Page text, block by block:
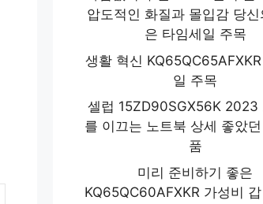
압도적인 화질과 몰입감 당신
은 타임세일 주목
생활 혁신
일 주목
셀럽 15ZD90SGX56K 2023
를 이끄는 노트북 상세 좋았
품
미리 준비하기 좋은
KQ65QC60AFXKR 가성비